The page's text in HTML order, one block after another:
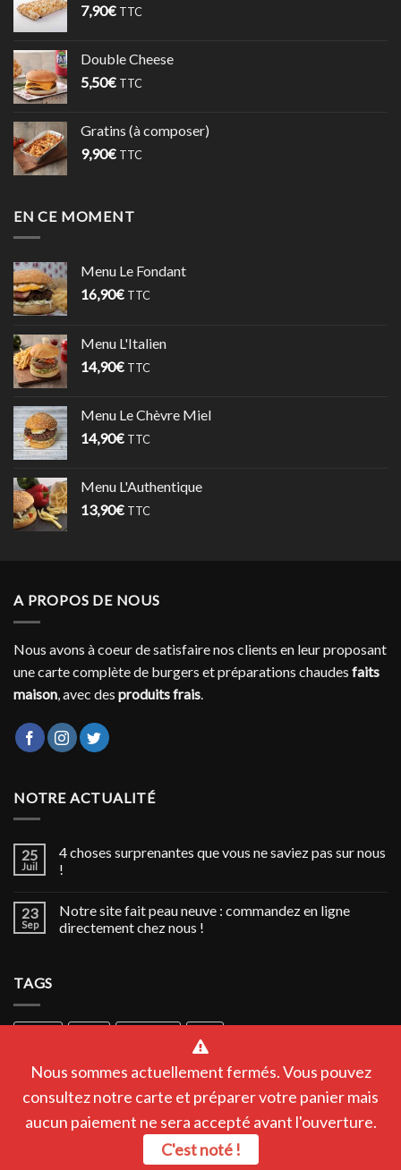
7,90€ TTC
Double Cheese
5,50€ TTC
Gratins (à composer)
9,90€ TTC
EN CE MOMENT
Menu Le Fondant
16,90€ TTC
Menu L'Italien
14,90€ TTC
Menu Le Chèvre Miel
14,90€ TTC
Menu L'Authentique
13,90€ TTC
A PROPOS DE NOUS
Nous avons à coeur de satisfaire nos clients en leur proposant
une carte complète de burgers et préparations chaudes faits
maison , avec des produits frais
NOTRE ACTUALITÉ
25
Juil
4 choses surprenantes que vous ne saviez pas sur nous
!
23
Sep
Notre site fait peau neuve : commandez en ligne
directement chez nous !
TAGS
NOS ACTUALITÉS
CONTACTEZ-NOUS
MENTIONS LÉGALES
CGV
Nous sommes actuellement fermés. Vous pouvez
consultez notre carte et préparer votre panier mais
aucun paiement ne sera accepté avant l'ouverture.
C'est noté !